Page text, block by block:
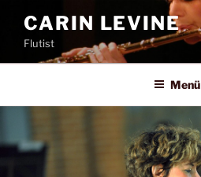
Inhalt
springen
CARIN LEVINE
Flutist
Menü